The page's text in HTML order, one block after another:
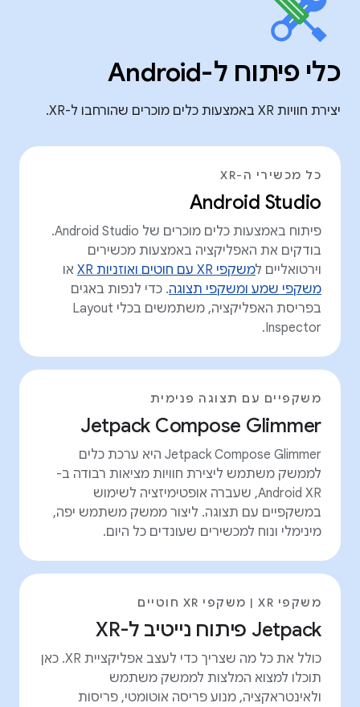
כלי פיתוח ל-Android
יצירת חוויות XR באמצעות כלים מוכרים שהורחבו ל-XR.
כל מכשירי ה-XR
Android Studio
פיתוח באמצעות כלים מוכרים של Android Studio.
בודקים את האפליקציה באמצעות מכשירים
וירטואליים למשקפי XR עם חוטים ואוזניות XR
או
משקפי שמע ומשקפי תצוגה. כדי לנפות באגים
בפריסת האפליקציה, משתמשים בכלי Layout
Inspector.
משקפיים עם תצוגה פנימית
Jetpack Compose Glimmer
‫Jetpack Compose Glimmer היא ערכת כלים
לממשק משתמש ליצירת חוויות מציאות רבודה ב-
Android XR, שעברה אופטימיזציה לשימוש
במשקפיים עם תצוגה. ליצור ממשק משתמש יפה,
מינימלי ונוח למכשירים שעונדים כל היום.
משקפי XR | משקפי XR חוטיים
Jetpack פיתוח נייטיב ל-XR
כולל את כל מה שצריך כדי לעצב אפליקציית XR. כאן
תוכלו למצוא המלצות לממשק משתמש
ולאינטראקציה, מנוע פריסה אוטומטי, פריסות